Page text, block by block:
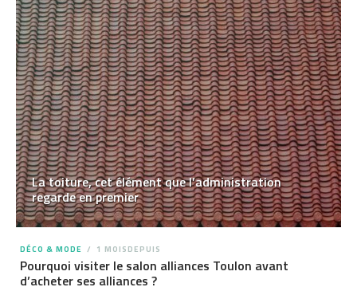
La toiture, cet élément que l’administration
regarde en premier
DÉCO & MODE 1 MOISDEPUIS
Pourquoi visiter le salon alliances Toulon avant
d’acheter ses alliances ?